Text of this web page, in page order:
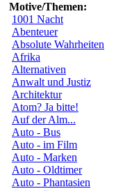
Motive/Themen:
1001 Nacht
Abenteuer
Absolute Wahrheiten
Afrika
Alternativen
Anwalt und Justiz
Architektur
Atom? Ja bitte!
Auf der Alm...
Auto - Bus
Auto - im Film
Auto - Marken
Auto - Oldtimer
Auto - Phantasien